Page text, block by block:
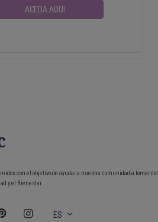
ACEDA AQUI
con el objetivo de ayudar a nuestra comunidad a tomar
y el Bienestar.
ES